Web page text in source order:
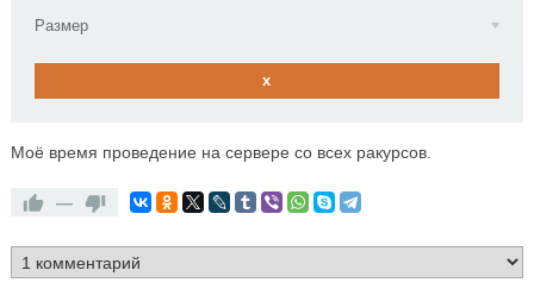
Размер
x
Моё время проведение на сервере со всех ракурсов.
—